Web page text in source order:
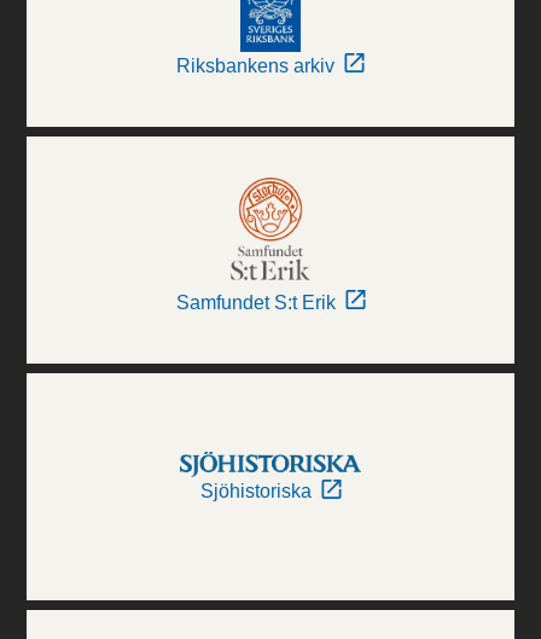
Riksbankens arkiv
Samfundet S:t Erik
Sjöhistoriska